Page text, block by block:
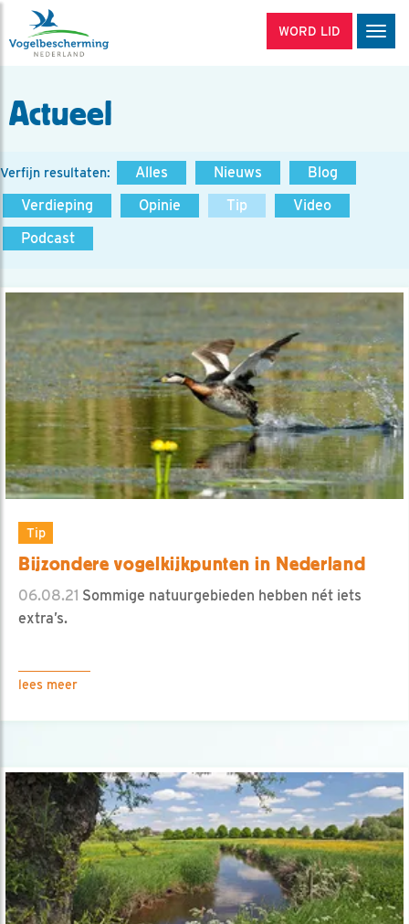
WORD LID
Actueel
Verfijn resultaten: Alles Nieuws
Blog
Verdieping
Opinie Tip
Video
Podcast
Tip
Bijzondere vogelkijkpunten in Nederland
06.08.21 Sommige natuurgebieden hebben nét iets
extra’s.
lees meer